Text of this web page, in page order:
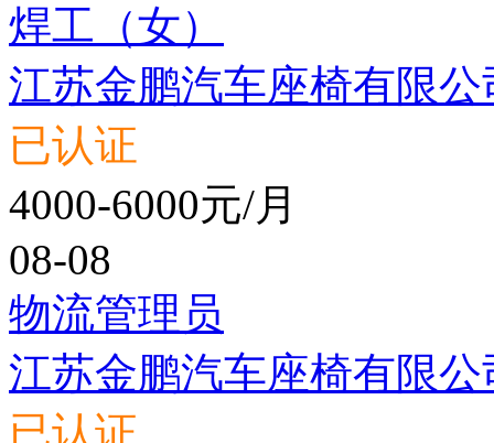
焊工（女）
江苏金鹏汽车座椅有限公
已认证
4000-6000元/月
08-08
物流管理员
江苏金鹏汽车座椅有限公
已认证